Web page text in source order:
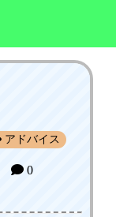
アドバイス
0